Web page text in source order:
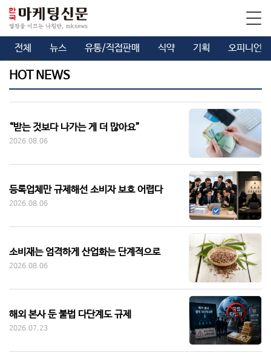
전체 뉴스 유통/직접판매 식약 기획 오피니언
HOT NEWS
“받는 것보다 나가는 게 더 많아요”
2026.08.06
등록업체만 규제해선 소비자 보호 어렵다
2026.08.06
소비재는 엄격하게 산업화는 단계적으로
2026.08.06
해외 본사 둔 불법 다단계도 규제
2026.07.23